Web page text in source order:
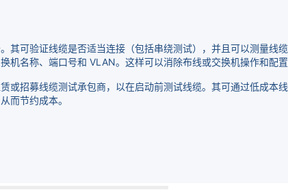
其可验证线缆是否适当连接（包括串绕测试），并且可以测量线
机名称、端口号和 VLAN。这样可以消除布线或交换机操作和配
或招募线缆测试承包商，以在启动前测试线缆。其可通过低成本
而节约成本。